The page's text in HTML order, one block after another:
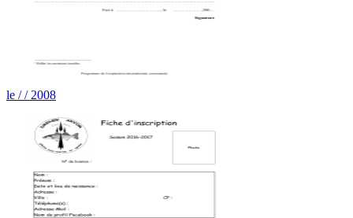
le / / 2008